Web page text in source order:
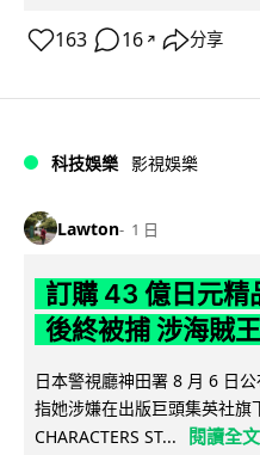
163 16 ↗ 分享
科技娛樂 影視娛樂
Lawton 1 日
訂購 43 億日元精
後終被捕 涉海賊
日本警視廳神田署 8 月 6 日
指她涉嫌在出版巨頭集英社旗
CHARACTERS ST...
閱讀全文